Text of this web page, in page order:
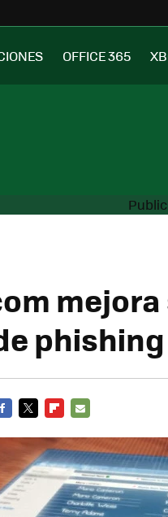
OFFICE 365
phishing
MAIL